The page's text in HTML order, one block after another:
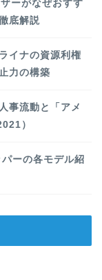
ーがなぜおすす
底解説
イナの資源利権
力の構築
事流動と「アメ
）
ーの各モデル紹